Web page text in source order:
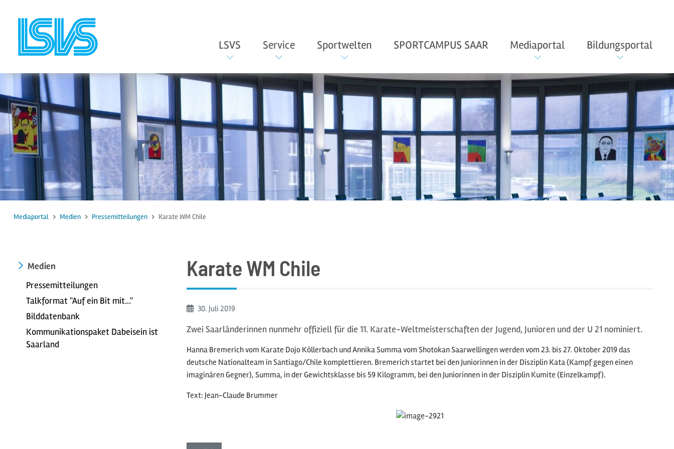
zum Inhalt
zur Suche
LSVS Service Sportwelten SPORTCAMPUS SAAR Mediaportal Bildungsportal
Mediaportal Medien Pressemitteilungen Karate WM Chile
Medien
Pressemitteilungen
Talkformat "Auf ein Bit mit..."
Bilddatenbank
Kommunikationspaket Dabeisein ist
Saarland
Karate WM Chile
Beginn:
30. Juli 2019
Zwei Saarländerinnen nunmehr offiziell für die 11. Karate-Weltmeisterschaften der Jugend, Junioren und der U 21 nominiert.
Hanna Bremerich vom Karate Dojo Köllerbach und Annika Summa vom Shotokan Saarwellingen werden vom 23. bis 27. Oktober 2019 das
deutsche Nationalteam in Santiago/Chile komplettieren. Bremerich startet bei den Juniorinnen in der Disziplin Kata (Kampf gegen einen
imaginären Gegner), Summa, in der Gewichtsklasse bis 59 Kilogramm, bei den Juniorinnen in der Disziplin Kumite (Einzelkampf).
Text: Jean-Claude Brummer